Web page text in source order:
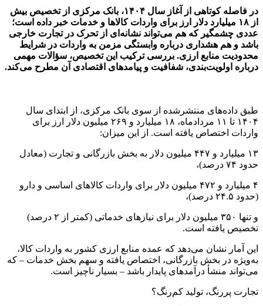
در فاصله کوتاهی از آغاز سال ۱۴۰۴، بانک مرکزی از تخصیص بیش
از ۱۸ میلیارد دلار ارز برای واردات کالاها و خدمات خبر داده است؛
عددی چشمگیر که هم می‌تواند نشانه‌ای از تحرک در تجارت خارجی
باشد و هم هشداری درباره وابستگی مزمن به واردات در شرایط
محدودیت منابع ارزی. بررسی ترکیب این تخصیص، سؤالات مهمی
درباره اولویت‌بندی، شفافیت و پیامدهای اقتصادی آن مطرح می‌کند.
طبق داده‌های منتشرشده از سوی بانک مرکزی، از ابتدای سال
۱۴۰۴ تا ۱۱ مردادماه، ۱۸ میلیارد و ۲۶۹ میلیون دلار ارز برای
واردات اختصاص یافته است. از این میزان:
۱۳ میلیارد و ۴۴۷ میلیون دلار به بخش بازرگانی و تجارت (معادل
حدود ۷۴ درصد)،
۴ میلیارد و ۴۷۲ میلیون دلار برای واردات کالاهای اساسی و دارو
(حدود ۲۴.۵ درصد)،
و تنها ۳۵۰ میلیون دلار برای نیازهای خدماتی (کمتر از ۲ درصد)
تخصیص یافته است.
این آمار نشان می‌دهد که عمده منابع ارزی کشور به واردات کالا،
به‌ویژه در بخش بازرگانی، اختصاص یافته و سهم بخش خدمات – که
می‌تواند منشأ درآمدهای پایدار باشد – بسیار ناچیز است.
تجارت پررنگ، تولید کم‌رنگ؟